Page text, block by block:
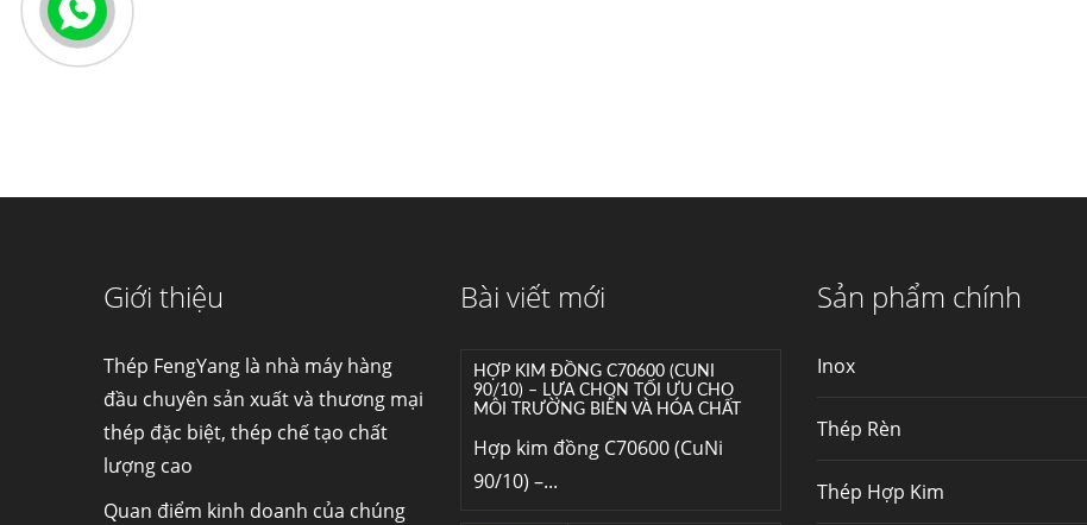
Giới thiệu
Thép FengYang là nhà máy hàng
đầu chuyên sản xuất và thương mại
thép đặc biệt, thép chế tạo chất
lượng cao
Quan điểm kinh doanh của chúng
Bài viết mớiInox (thép không gỉ)
HỢP KIM ĐỒNG C70600 (CUNI
90/10) – LỰA CHỌN TỐI ƯU CHO
MÔI TRƯỜNG BIỂN VÀ HÓA CHẤT
Hợp kim đồng C70600 (CuNi
90/10) –...
Sản phẩm chính
Inox
Thép Rèn
Thép Hợp Kim